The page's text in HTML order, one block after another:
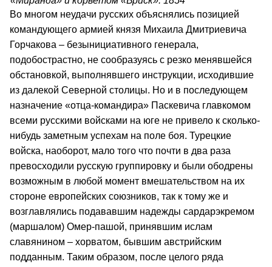
Во многом неудачи русских объяснялись позицией
командующего армией князя Михаила Дмитриевича
Горчакова – безынициативного генерала,
подобострастно, не сообразуясь с резко менявшейся
обстановкой, выполнявшего инструкции, исходившие
из далекой Северной столицы. Но и в последующем
назначение «отца-командира» Паскевича главкомом
всеми русскими войсками на юге не привело к сколько-
нибудь заметным успехам на поле боя. Турецкие
войска, наоборот, мало того что почти в два раза
превосходили русскую группировку и были ободрены
возможным в любой момент вмешательством на их
стороне европейских союзников, так к тому же и
возглавлялись подававшим надежды сардарэкремом
(маршалом) Омер-пашой, принявшим ислам
славянином – хорватом, бывшим австрийским
подданным. Таким образом, после целого ряда